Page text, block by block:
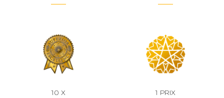
10 X 1 PRIX